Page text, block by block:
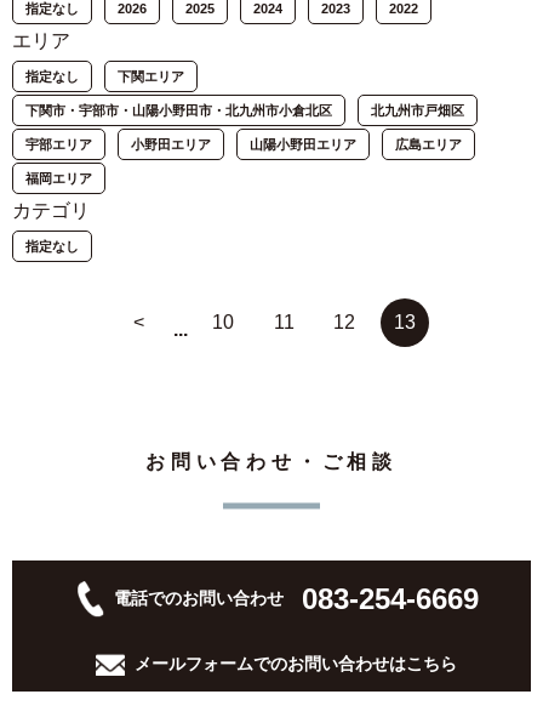
指定なし 2026 2025 2024 2023 2022
エリア
指定なし 下関エリア
下関市・宇部市・山陽小野田市・北九州市小倉北区 北九州市戸畑区
宇部エリア 小野田エリア 山陽小野田エリア 広島エリア
福岡エリア
カテゴリ
指定なし
< ... 10 11 12 13
お問い合わせ・ご相談
電話でのお問い合わせ 083-254-6669
メールフォームでのお問い合わせはこちら